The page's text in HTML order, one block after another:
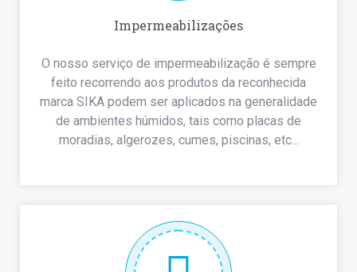
Impermeabilizações
O nosso serviço de impermeabilização é sempre
feito recorrendo aos produtos da reconhecida
marca SIKA podem ser aplicados na generalidade
de ambientes húmidos, tais como placas de
moradias, algerozes, cumes, piscinas, etc...